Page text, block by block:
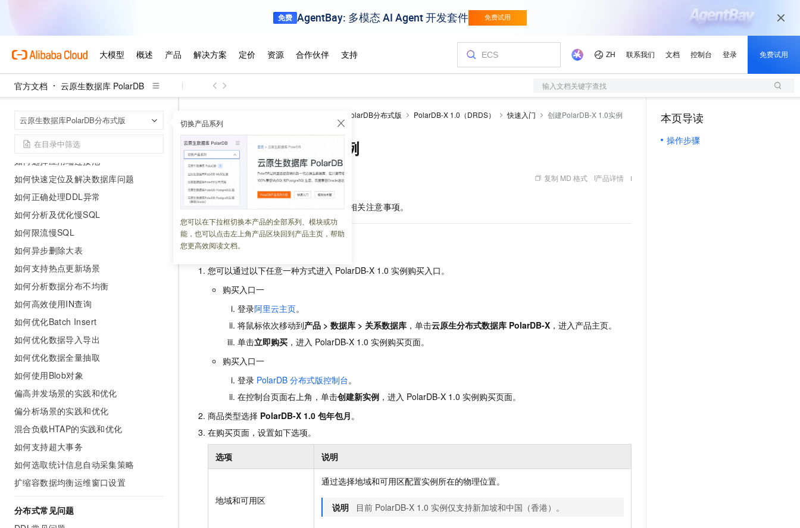
官方文档 云原生数据库 PolarDB 输入文档关键字查找
云原生数据库PolarDB分布式版 切换产品系列
您可以在下拉框切换本产品的全部系列、模块或功
能，也可以点击左上角产品区块回到产品主页，帮助
您更高效阅读文档。
最佳实践
如何配置备库读账号
核心监控指标与告警实践
如何选择实例规格
如何选择升配与扩容
如何选择应用端连接池
如何快速定位及解决数据库问题
如何正确处理DDL异常
如何分析及优化慢SQL
如何限流慢SQL
如何异步删除大表
如何支持热点更新场景
如何分析数据分布不均衡
如何高效使用IN查询
如何优化Batch Insert
如何优化数据导入导出
如何优化数据全量抽取
如何使用Blob对象
偏高并发场景的实践和优化
偏分析场景的实践和优化
混合负载HTAP的实践和优化
如何支持超大事务
如何选取统计信息自动采集策略
扩缩容数据均衡运维窗口设置
分布式常见问题
云原生数据库PolarDB分布式版 PolarDB-X 1.0（DRDS） 快速入门 创建PolarDB-X 1.0实例
创建PolarDB-X 1.0实例
更新时间： 2026-04-16 12:05:23 复制 MD 格式 产品详情
本文介绍如何创建 实例及相关注意事项。
操作步骤
您可以通过以下任意一种方式进入 PolarDB-X 1.0 实例购买入口。
购买入口一
登录阿里云主页。
将鼠标依次移动到产品 > 数据库 > 关系数据库 ，单击云原生分布式数据库 PolarDB-X ，进入产品主页。
单击立即购买 ，进入 PolarDB-X 1.0 实例购买页面。
购买入口一
登录 PolarDB 分布式版控制台。
在控制台页面右上角，单击创建新实例 ，进入 PolarDB-X 1.0 实例购买页面。
商品类型选择 PolarDB-X 1.0 包年包月。
在购买页面，设置如下选项。
选项 说明
地域和可用区
通过选择地域和可用区配置实例所在的物理位置。
说明 目前 PolarDB-X 1.0 实例仅支持新加坡和中国（香港）。
本页导读
操作步骤